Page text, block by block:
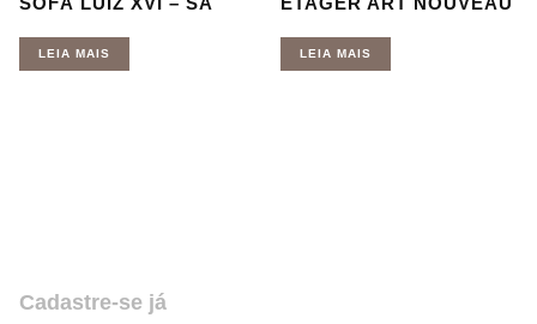
LEIA MAIS LEIA MAIS
Cadastre-se já